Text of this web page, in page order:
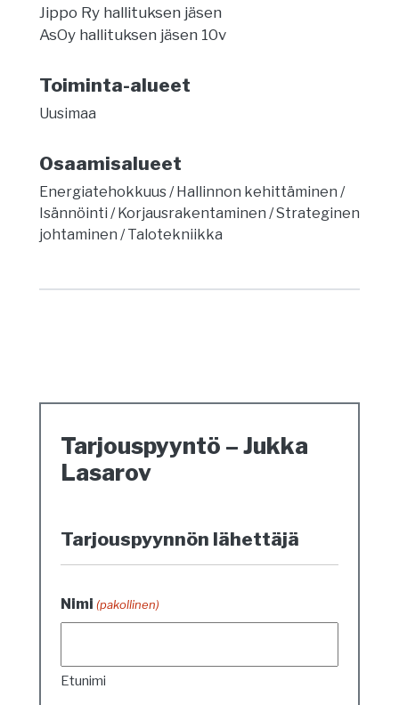
Jippo Ry hallituksen jäsen
AsOy hallituksen jäsen 10v
Toiminta-alueet
Uusimaa
Osaamisalueet
Energiatehokkuus
Hallinnon kehittäminen
Isännöinti
Korjausrakentaminen
Strateginen
johtaminen
Talotekniikka
Tarjouspyyntö – Jukka
Lasarov
Tarjouspyynnön lähettäjä
Nimi (pakollinen)
Etunimi